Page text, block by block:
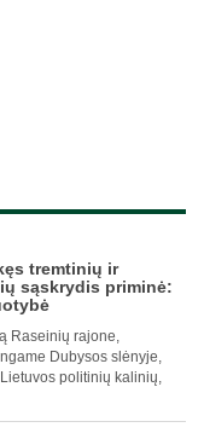
tremtinių ir
sąskrydis priminė:
Raseinių rajone,
Dubysos slėnyje,
politinių kalinių,